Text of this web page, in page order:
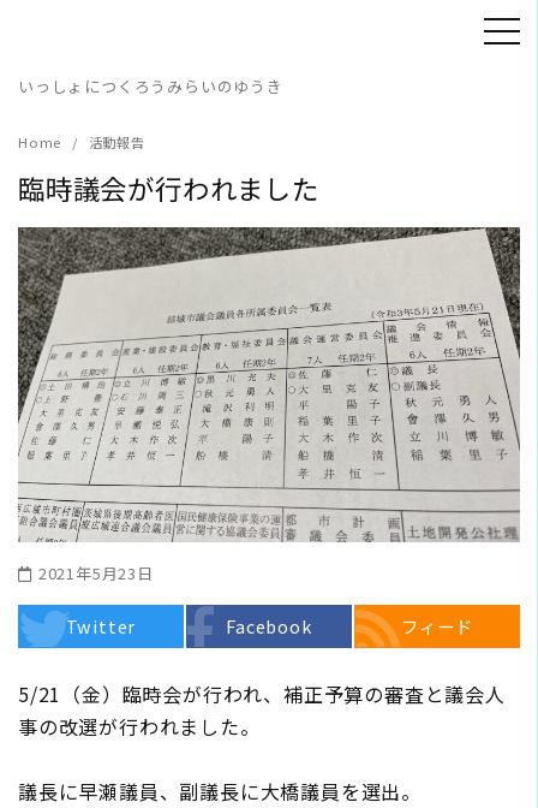
content
いっしょにつくろうみらいのゆうき
Home 活動報告
臨時議会が行われました
2021年5月23日
Twitter Facebook フィード
5/21（金）臨時会が行われ、補正予算の審査と議会人
事の改選が行われました。
議長に早瀬議員、副議長に大橋議員を選出。